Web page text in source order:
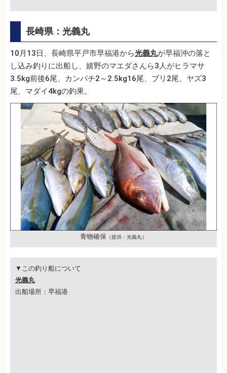
長崎県：光義丸
10月13日、長崎県平戸市早福港から光義丸が早福沖の落と
し込み釣りに出船し、嬉野のマエダさんら3人がヒラマサ
3.5kg前後6尾、カンパチ2～2.5kg16尾、ブリ2尾、ヤズ3
尾、マダイ4kgの釣果。
青物確保 （提供：光義丸）
▼この釣り船について
光義丸
出船場所：早福港